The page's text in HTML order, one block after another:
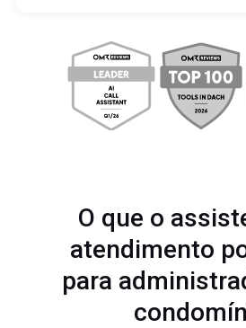
O que o
atendimento
para